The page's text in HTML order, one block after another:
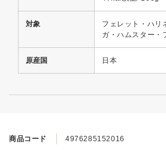
商品コード 4976285152016
対象
フェレット・ハリ
ガ・ハムスター・
原産国 日本